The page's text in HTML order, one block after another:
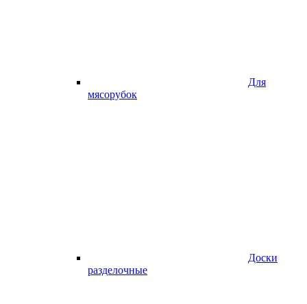
Для
мясорубок
Доски
разделочные